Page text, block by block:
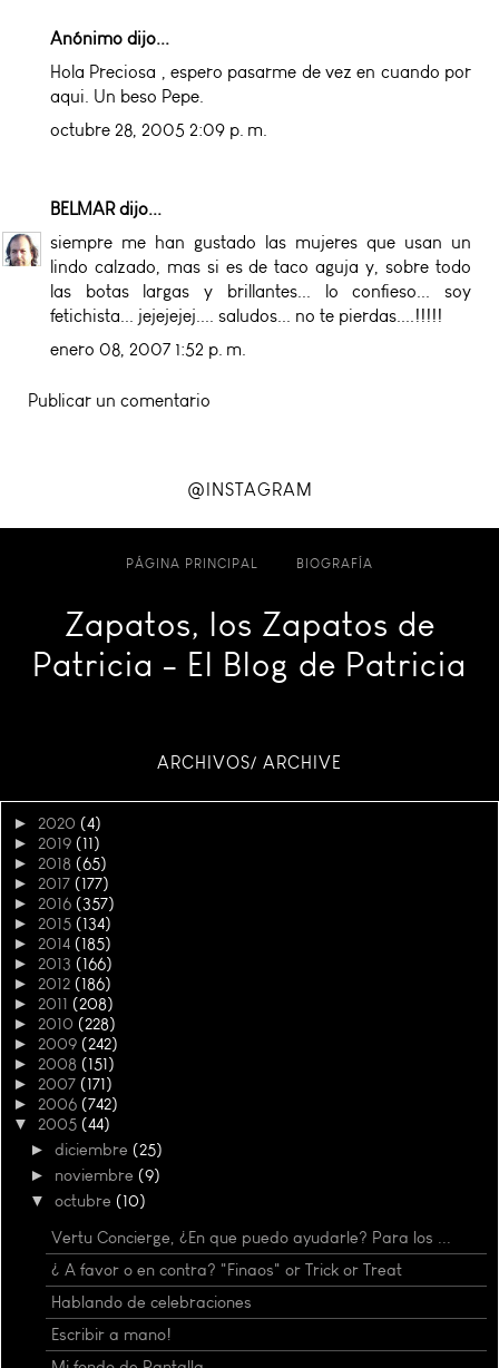
Anónimo dijo...
Hola Preciosa , espero pasarme de vez en cuando por
aqui. Un beso Pepe.
octubre 28, 2005 2:09 p. m.
BELMARdijo...
siempre me han gustado las mujeres que usan un
lindo calzado, mas si es de taco aguja y, sobre todo
las botas largas y brillantes... lo confieso... soy
fetichista... jejejejej.... saludos... no te pierdas....!!!!!
enero 08, 2007 1:52 p. m.
Publicar un comentario
@INSTAGRAM
PÁGINA PRINCIPAL BIOGRAFÍA
Zapatos, los Zapatos de
Patricia - El Blog de Patricia
ARCHIVOS/ ARCHIVE
► 2020 (4)
► 2019 (11)
► 2018 (65)
► 2017 (177)
► 2016 (357)
► 2015 (134)
► 2014 (185)
► 2013 (166)
► 2012 (186)
► 2011 (208)
► 2010 (228)
► 2009 (242)
► 2008 (151)
► 2007 (171)
► 2006 (742)
▼ 2005 (44)
► diciembre (25)
► noviembre (9)
▼ octubre (10)
Vertu Concierge, ¿En que puedo ayudarle? Para los ...
¿ A favor o en contra? "Finaos" or Trick or Treat
Hablando de celebraciones
Escribir a mano!